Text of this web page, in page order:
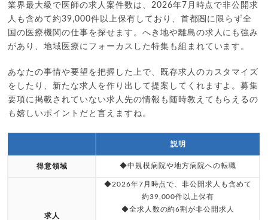
業界最大級で医師の求人案件数は、2026年7月時点で非公開求
人も含めて約39,000件以上保有しており、首都圏に限らず全
国の医療機関の仕事を探せます。へき地や離島の求人にも強み
があり、地域医療にフォーカスした特集も組まれています。
あなたの事情や要望を把握した上で、既存求人のカスタマイズ
をしたり、新たな求人を作り出して提案してくれますよ。募集
要項に掲載されていない求人先の情報も随時教えてもらえるの
も嬉しいポイントだと言えますね。
説明
得意領域 ◆中規模病院や地方病院への転職
求人
◆2026年7月時点で、非公開求人も含めて
約39,000件以上保有
◆全求人数の約6割が非公開求人